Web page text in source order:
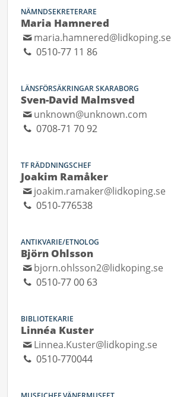
NÄMNDSEKRETERARE
Maria Hamnered
maria.hamnered@lidkoping.se
0510-77 11 86
LÄNSFÖRSÄKRINGAR SKARABORG
Sven-David Malmsved
unknown@unknown.com
0708-71 70 92
TF RÄDDNINGSCHEF
Joakim Ramåker
joakim.ramaker@lidkoping.se
0510-776538
ANTIKVARIE/ETNOLOG
Björn Ohlsson
bjorn.ohlsson2@lidkoping.se
0510-77 00 63
BIBLIOTEKARIE
Linnéa Kuster
Linnea.Kuster@lidkoping.se
0510-770044